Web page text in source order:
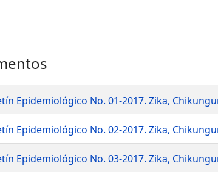
Epidemiológico No. 01-2017. Zika,
Epidemiológico No. 02-2017. Zika,
Epidemiológico No. 03-2017. Zika,